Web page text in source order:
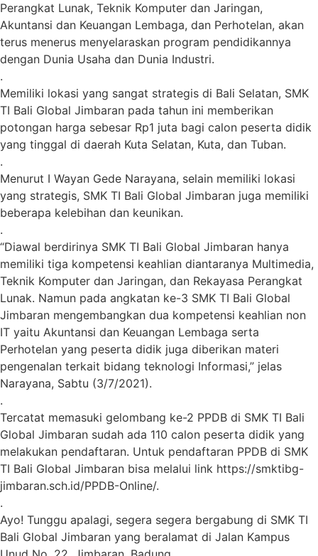
Perangkat Lunak, Teknik Komputer dan Jaringan,
Akuntansi dan Keuangan Lembaga, dan Perhotelan, akan
terus menerus menyelaraskan program pendidikannya
dengan Dunia Usaha dan Dunia Industri.
.
Memiliki lokasi yang sangat strategis di Bali Selatan, SMK
TI Bali Global Jimbaran pada tahun ini memberikan
potongan harga sebesar Rp1 juta bagi calon peserta didik
yang tinggal di daerah Kuta Selatan, Kuta, dan Tuban.
.
Menurut I Wayan Gede Narayana, selain memiliki lokasi
yang strategis, SMK TI Bali Global Jimbaran juga memiliki
beberapa kelebihan dan keunikan.
.
“Diawal berdirinya SMK TI Bali Global Jimbaran hanya
memiliki tiga kompetensi keahlian diantaranya Multimedia,
Teknik Komputer dan Jaringan, dan Rekayasa Perangkat
Lunak. Namun pada angkatan ke-3 SMK TI Bali Global
Jimbaran mengembangkan dua kompetensi keahlian non
IT yaitu Akuntansi dan Keuangan Lembaga serta
Perhotelan yang peserta didik juga diberikan materi
pengenalan terkait bidang teknologi Informasi,” jelas
Narayana, Sabtu (3/7/2021).
.
Tercatat memasuki gelombang ke-2 PPDB di SMK TI Bali
Global Jimbaran sudah ada 110 calon peserta didik yang
melakukan pendaftaran. Untuk pendaftaran PPDB di SMK
TI Bali Global Jimbaran bisa melalui link https://smktibg-
jimbaran.sch.id/PPDB-Online/.
.
Ayo! Tunggu apalagi, segera segera bergabung di SMK TI
Bali Global Jimbaran yang beralamat di Jalan Kampus